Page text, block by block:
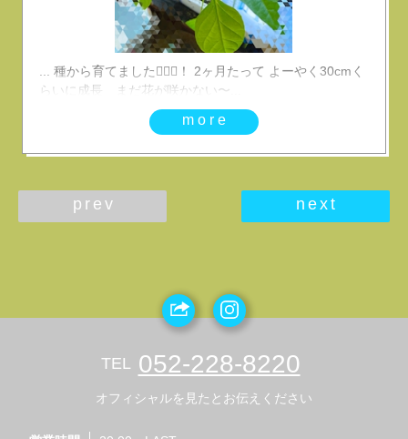
... 種から育てました🙋🏻‍♀️！ 2ヶ月たって よーやく30cmく
らいに成長 まだ花が咲かない〜...
more
prev next
TEL 052-228-8220
オフィシャルを見たとお伝えください